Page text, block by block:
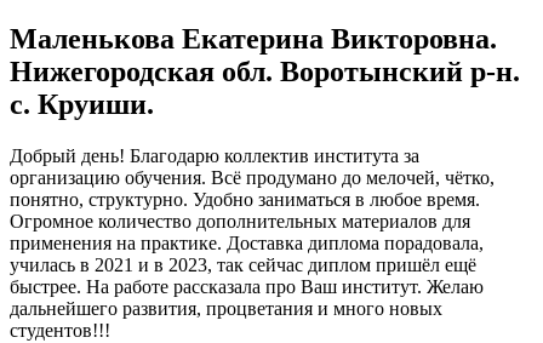
Маленькова Екатерина Викторовна.
Нижегородская обл. Воротынский р-н.
с. Круиши.
Добрый день! Благодарю коллектив института за
организацию обучения. Всё продумано до мелочей, чётко,
понятно, структурно. Удобно заниматься в любое время.
Огромное количество дополнительных материалов для
применения на практике. Доставка диплома порадовала,
училась в 2021 и в 2023, так сейчас диплом пришёл ещё
быстрее. На работе рассказала про Ваш институт. Желаю
дальнейшего развития, процветания и много новых
студентов!!!